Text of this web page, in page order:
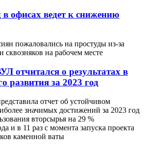
в офисах ведет к снижению
пожаловались на простуды из-за
сквозняков на рабочем месте
отчитался о результатах в
развития за 2023 год
отчет об устойчивом
значимых достижений за 2023 год
вторсырья на 29 %
и в 11 раз с момента запуска проекта
каменной ваты